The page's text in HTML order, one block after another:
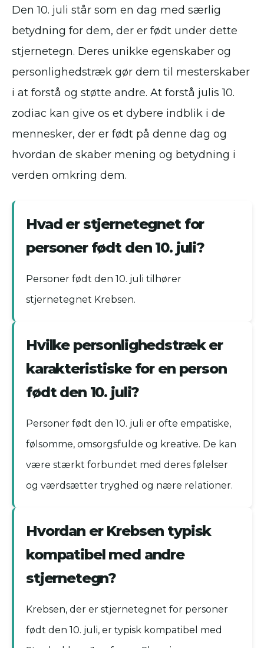
Den 10. juli står som en dag med særlig
betydning for dem, der er født under dette
stjernetegn. Deres unikke egenskaber og
personlighedstræk gør dem til mesterskaber
i at forstå og støtte andre. At forstå julis 10.
zodiac kan give os et dybere indblik i de
mennesker, der er født på denne dag og
hvordan de skaber mening og betydning i
verden omkring dem.
Hvad er stjernetegnet for
personer født den 10. juli?
Personer født den 10. juli tilhører
stjernetegnet Krebsen.
Hvilke personlighedstræk er
karakteristiske for en person
født den 10. juli?
Personer født den 10. juli er ofte empatiske,
følsomme, omsorgsfulde og kreative. De kan
være stærkt forbundet med deres følelser
og værdsætter tryghed og nære relationer.
Hvordan er Krebsen typisk
kompatibel med andre
stjernetegn?
Krebsen, der er stjernetegnet for personer
født den 10. juli, er typisk kompatibel med